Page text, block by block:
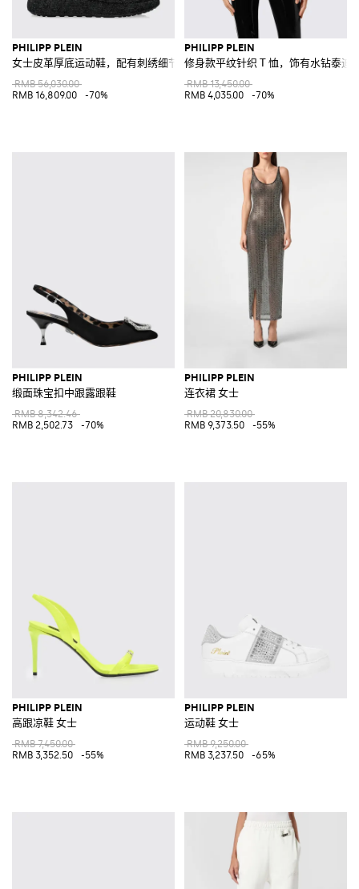
PHILIPP PLEIN
女士皮革厚底运动鞋，配有刺绣细节和水钻
RMB 56,030.00
RMB 16,809.00
-70%
PHILIPP PLEIN
修身款平纹针织 T 恤，饰有水钻泰迪
RMB 13,450.00
RMB 4,035.00
-70%
PHILIPP PLEIN
缎面珠宝扣中跟露跟鞋
RMB 8,342.46
RMB 2,502.73
-70%
PHILIPP PLEIN
连衣裙 女士
RMB 20,830.00
RMB 9,373.50
-55%
PHILIPP PLEIN
高跟凉鞋 女士
RMB 7,450.00
RMB 3,352.50
-55%
PHILIPP PLEIN
运动鞋 女士
RMB 9,250.00
RMB 3,237.50
-65%